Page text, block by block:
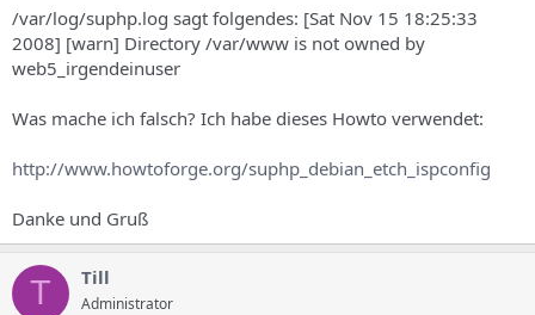
m
a
s
m
/var/log/suphp.log sagt folgendes: [Sat Nov 15 18:25:33
2008] [warn] Directory /var/www is not owned by
web5_irgendeinuser
Was mache ich falsch? Ich habe dieses Howto verwendet:
http://www.howtoforge.org/suphp_debian_etch_ispconfig
Danke und Gruß
T Till
Administrator